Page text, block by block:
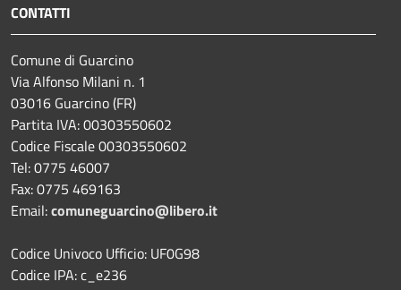
CONTATTI
Comune di Guarcino
Via Alfonso Milani n. 1
03016 Guarcino (FR)
Partita IVA: 00303550602
Codice Fiscale 00303550602
Tel: 0775 46007
Fax: 0775 469163
Email:comuneguarcino@libero.it
Codice Univoco Ufficio: UF0G98
Codice IPA: c_e236